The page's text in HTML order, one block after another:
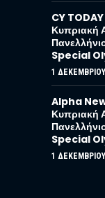
CY
Κυπριακή
Special
1
Alpha
Κυπριακή
Special
1